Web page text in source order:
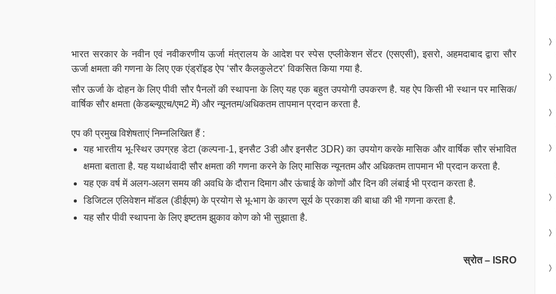
भारत सरकार के नवीनएवं नवीकरणीय ऊर्जा मंत्रालय के आदेश परस्पेस एप्लीकेशन सेंटर (एसएसी), इसरो, अहमदाबाद द्वारासौर
ऊर्जा क्षमता की गणना के लिए एक एंड्रॉइड ऐप ‘सौर कैलकुलेटर’ विकसित किया गया है.
सौर ऊर्जा के दोहन के लिए पीवी सौर पैनलों की स्थापना के लिए यह एक बहुत उपयोगी उपकरण है. यह ऐप किसी भी स्थान पर मासिक/
वार्षिक सौर क्षमता (केडब्ल्यूएच/एम2 में) और न्यूनतम/अधिकतम तापमान प्रदान करता है.
एप की प्रमुख विशेषताएं निम्नलिखित हैं :
यह भारतीय भू-स्थिर उपग्रह डेटा (कल्पना-1, इनसैट 3डी और इनसैट 3DR) का उपयोग करके मासिक और वार्षिक सौर संभावित
क्षमता बताता है. यह यथार्थवादी सौर क्षमता की गणना करने के लिए मासिक न्यूनतम और अधिकतम तापमान भी प्रदान करता है.
यह एक वर्ष में अलग-अलग समय की अवधि के दौरान दिमाग और ऊंचाई के कोणों और दिन की लंबाई भी प्रदान करता है.
डिजिटल एलिवेशन मॉडल (डीईएम) के प्रयोग से भू-भाग के कारण सूर्य के प्रकाश की बाधा की भी गणना करता है.
यह सौर पीवी स्थापना के लिए इष्टतम झुकाव कोण को भी सुझाता है.
स्रोत – ISRO